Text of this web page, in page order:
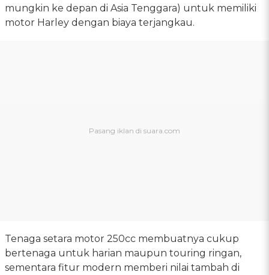
mungkin ke depan di Asia Tenggara) untuk memiliki
motor Harley dengan biaya terjangkau.
Tenaga setara motor 250cc membuatnya cukup
bertenaga untuk harian maupun touring ringan,
sementara fitur modern memberi nilai tambah di